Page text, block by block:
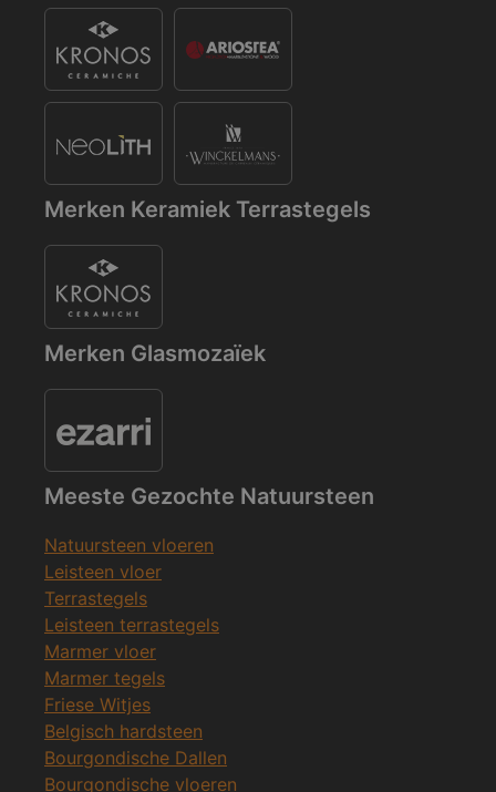
Merken Keramiek Terrastegels
Merken Glasmozaïek
Meeste Gezochte Natuursteen
Natuursteen vloeren
Leisteen vloer
Terrastegels
Leisteen terrastegels
Marmer vloer
Marmer tegels
Friese Witjes
Belgisch hardsteen
Bourgondische Dallen
Bourgondische vloeren